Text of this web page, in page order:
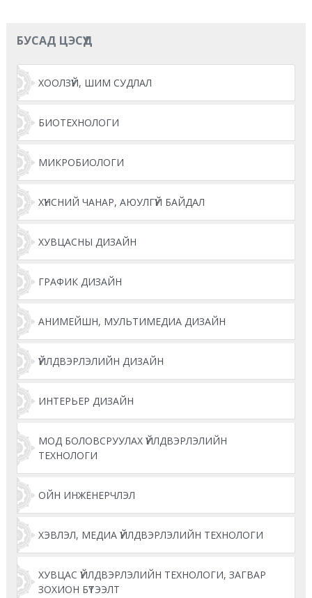
БУСАД ЦЭСҮҮД
ХООЛЗҮЙ, ШИМ СУДЛАЛ
БИОТЕХНОЛОГИ
МИКРОБИОЛОГИ
ХҮНСНИЙ ЧАНАР, АЮУЛГҮЙ БАЙДАЛ
ХУВЦАСНЫ ДИЗАЙН
ГРАФИК ДИЗАЙН
АНИМЕЙШН, МУЛЬТИМЕДИА ДИЗАЙН
ҮЙЛДВЭРЛЭЛИЙН ДИЗАЙН
ИНТЕРЬЕР ДИЗАЙН
МОД БОЛОВСРУУЛАХ ҮЙЛДВЭРЛЭЛИЙН
ТЕХНОЛОГИ
ОЙН ИНЖЕНЕРЧЛЭЛ
ХЭВЛЭЛ, МЕДИА ҮЙЛДВЭРЛЭЛИЙН ТЕХНОЛОГИ
ХУВЦАС ҮЙЛДВЭРЛЭЛИЙН ТЕХНОЛОГИ, ЗАГВАР
ЗОХИОН БҮТЭЭЛТ